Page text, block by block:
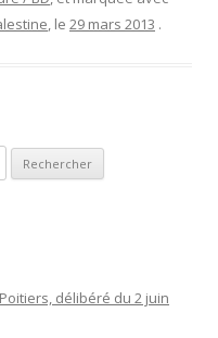
, le 29 mars 2013 .
délibéré du 2 juin